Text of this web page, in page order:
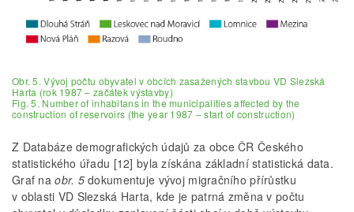
Obr. 5. Vývoj počtu obyvatel v obcích zasažených stavbou VD Slezská
Harta (rok 1987 – začátek výstavby)
Fig. 5. Number of inhabitans in the municipalities affected by the
construction of reservoirs (the year 1987 – start of construction)
Z Databáze demografických údajů za obce ČR Českého
statistického úřadu [12] byla získána základní statistická data.
Graf naobr. 5dokumentuje vývoj migračního přírůstku
v oblasti VD Slezská Harta, kde je patrná změna v počtu